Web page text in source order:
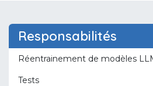
Responsabilités
Réentrainement de modèles
Tests